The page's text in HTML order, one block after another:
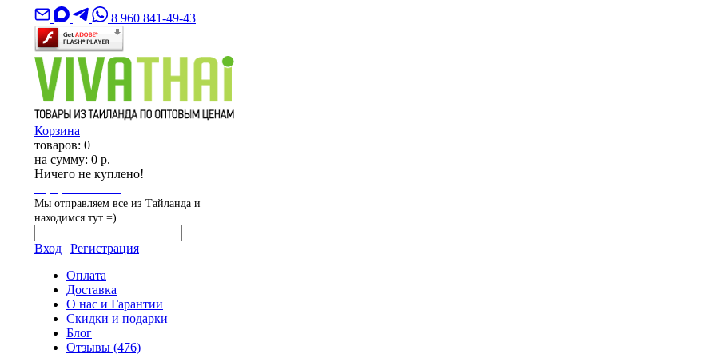
8 960 841-49-43
Корзина
товаров: 0
на сумму: 0 р.
Ничего не куплено!
Мы отправляем все из Тайланда и
находимся тут =)
Вход | Регистрация
Оплата
Доставка
О нас и Гарантии
Скидки и подарки
Блог
Отзывы (476)